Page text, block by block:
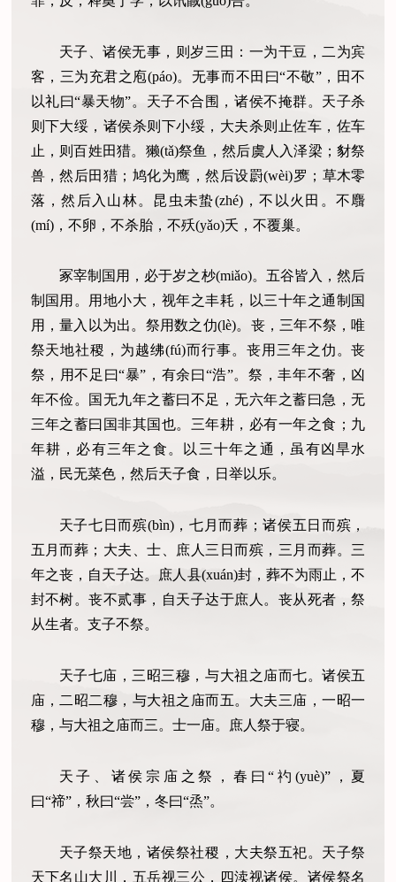
天子、诸侯无事，则岁三田：一为干豆，二为宾
客，三为充君之庖(páo)。无事而不田曰“不敬”，田不
以礼曰“暴天物”。天子不合围，诸侯不掩群。天子杀
则下大绥，诸侯杀则下小绥，大夫杀则止佐车，佐车
止，则百姓田猎。獭(tǎ)祭鱼，然后虞人入泽梁；豺祭
兽，然后田猎；鸠化为鹰，然后设罻(wèi)罗；草木零
落，然后入山林。昆虫未蛰(zhé)，不以火田。不麛
(mí)，不卵，不杀胎，不殀(yǎo)夭，不覆巢。
冢宰制国用，必于岁之杪(miǎo)。五谷皆入，然后
制国用。用地小大，视年之丰耗，以三十年之通制国
用，量入以为出。祭用数之仂(lè)。丧，三年不祭，唯
祭天地社稷，为越绋(fú)而行事。丧用三年之仂。丧
祭，用不足曰“暴”，有余曰“浩”。祭，丰年不奢，凶
年不俭。国无九年之蓄曰不足，无六年之蓄曰急，无
三年之蓄曰国非其国也。三年耕，必有一年之食；九
年耕，必有三年之食。以三十年之通，虽有凶旱水
溢，民无菜色，然后天子食，日举以乐。
天子七日而殡(bìn)，七月而葬；诸侯五日而殡，
五月而葬；大夫、士、庶人三日而殡，三月而葬。三
年之丧，自天子达。庶人县(xuán)封，葬不为雨止，不
封不树。丧不贰事，自天子达于庶人。丧从死者，祭
从生者。支子不祭。
天子七庙，三昭三穆，与大祖之庙而七。诸侯五
庙，二昭二穆，与大祖之庙而五。大夫三庙，一昭一
穆，与大祖之庙而三。士一庙。庶人祭于寝。
天子、诸侯宗庙之祭，春曰“礿(yuè)”，夏
曰“禘”，秋曰“尝”，冬曰“烝”。
天子祭天地，诸侯祭社稷，大夫祭五祀。天子祭
天下名山大川，五岳视三公，四渎视诸侯。诸侯祭名